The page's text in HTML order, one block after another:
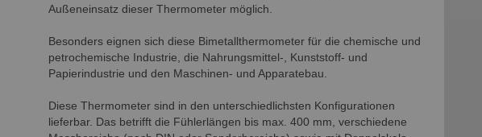
Außeneinsatz dieser Thermometer möglich.
Besonders eignen sich diese Bimetallthermometer für die chemische und
petrochemische Industrie, die Nahrungsmittel-, Kunststoff- und
Papierindustrie und den Maschinen- und Apparatebau.
Diese Thermometer sind in den unterschiedlichsten Konfigurationen
lieferbar. Das betrifft die Fühlerlängen bis max. 400 mm, verschiedene